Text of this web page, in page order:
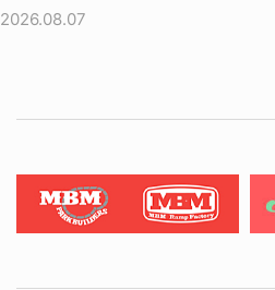
2026.08.07